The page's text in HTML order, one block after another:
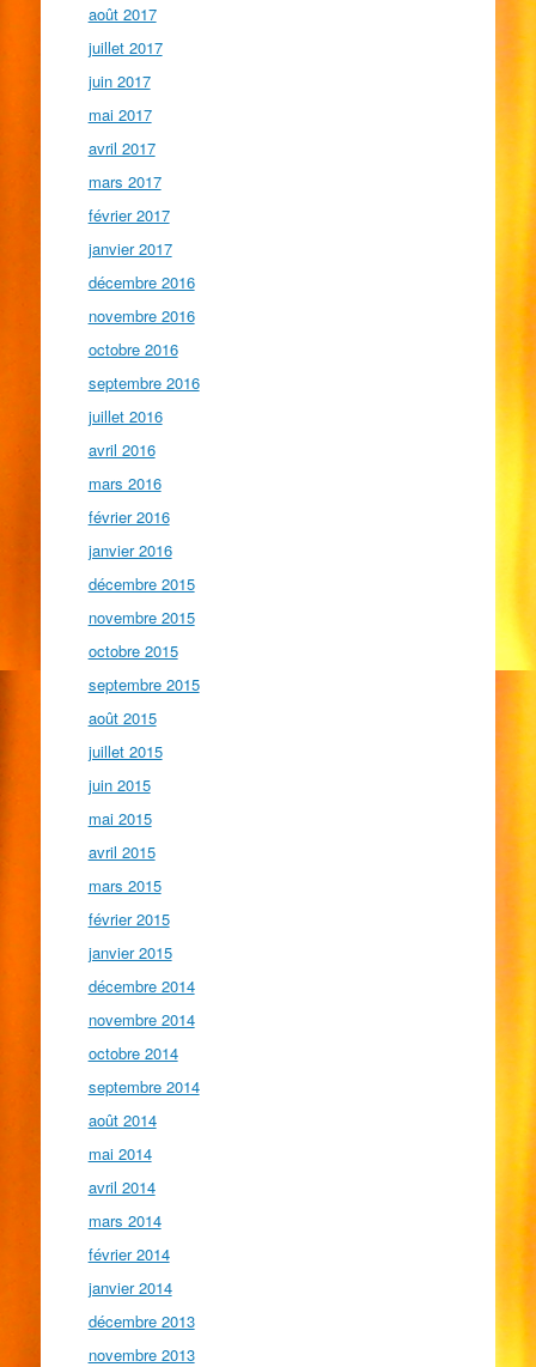
août 2017
juillet 2017
juin 2017
mai 2017
avril 2017
mars 2017
février 2017
janvier 2017
décembre 2016
novembre 2016
octobre 2016
septembre 2016
juillet 2016
avril 2016
mars 2016
février 2016
janvier 2016
décembre 2015
novembre 2015
octobre 2015
septembre 2015
août 2015
juillet 2015
juin 2015
mai 2015
avril 2015
mars 2015
février 2015
janvier 2015
décembre 2014
novembre 2014
octobre 2014
septembre 2014
août 2014
mai 2014
avril 2014
mars 2014
février 2014
janvier 2014
décembre 2013
novembre 2013